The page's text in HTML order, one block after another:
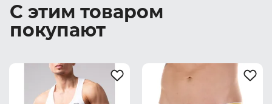
С этим товаром
покупают